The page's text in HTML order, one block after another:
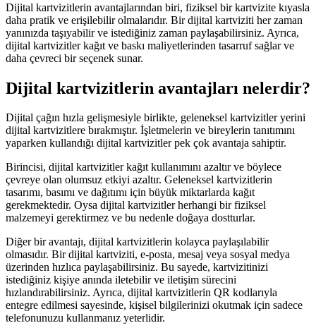
Dijital kartvizitlerin avantajlarından biri, fiziksel bir kartvizite kıyasla
daha pratik ve erişilebilir olmalarıdır. Bir dijital kartviziti her zaman
yanınızda taşıyabilir ve istediğiniz zaman paylaşabilirsiniz. Ayrıca,
dijital kartvizitler kağıt ve baskı maliyetlerinden tasarruf sağlar ve
daha çevreci bir seçenek sunar.
Dijital kartvizitlerin avantajları nelerdir?
Dijital çağın hızla gelişmesiyle birlikte, geleneksel kartvizitler yerini
dijital kartvizitlere bırakmıştır. İşletmelerin ve bireylerin tanıtımını
yaparken kullandığı dijital kartvizitler pek çok avantaja sahiptir.
Birincisi, dijital kartvizitler kağıt kullanımını azaltır ve böylece
çevreye olan olumsuz etkiyi azaltır. Geleneksel kartvizitlerin
tasarımı, basımı ve dağıtımı için büyük miktarlarda kağıt
gerekmektedir. Oysa dijital kartvizitler herhangi bir fiziksel
malzemeyi gerektirmez ve bu nedenle doğaya dostturlar.
Diğer bir avantajı, dijital kartvizitlerin kolayca paylaşılabilir
olmasıdır. Bir dijital kartviziti, e-posta, mesaj veya sosyal medya
üzerinden hızlıca paylaşabilirsiniz. Bu sayede, kartvizitinizi
istediğiniz kişiye anında iletebilir ve iletişim sürecini
hızlandırabilirsiniz. Ayrıca, dijital kartvizitlerin QR kodlarıyla
entegre edilmesi sayesinde, kişisel bilgilerinizi okutmak için sadece
telefonunuzu kullanmanız yeterlidir.